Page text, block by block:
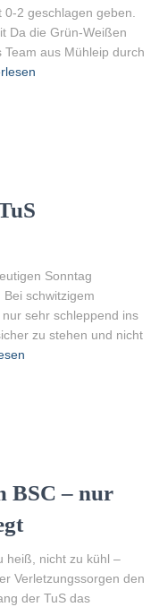
2 geschlagen geben.
Da die Grün-Weißen
aus Mühleip durch
Sonntag
schwitzigem
sehr schleppend ins
zu stehen und nicht
BSC – nur
heiß, nicht zu kühl –
Verletzungssorgen den
der TuS das